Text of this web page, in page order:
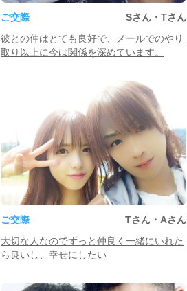
ご交際
Sさん・Tさん
彼との仲はとても良好で、メールでのやり
取り以上に今は関係を深めています。
ご交際
Tさん・Aさん
大切な人なのでずっと仲良く一緒にいれた
ら良いし、幸せにしたい